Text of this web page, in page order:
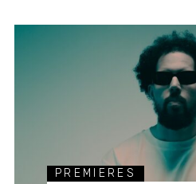
PREMIERES